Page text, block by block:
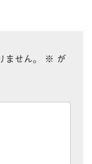
せん。 ※ が